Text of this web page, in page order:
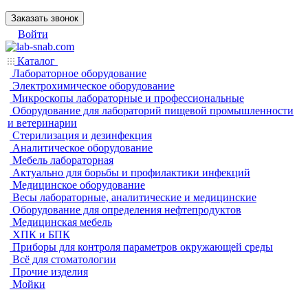
Заказать звонок
Войти
Каталог
Лабораторное оборудование
Электрохимическое оборудование
Микроскопы лабораторные и профессиональные
Оборудование для лабораторий пищевой промышленности
и ветеринарии
Стерилизация и дезинфекция
Аналитическое оборудование
Мебель лабораторная
Актуально для борьбы и профилактики инфекций
Медицинское оборудование
Весы лабораторные, аналитические и медицинские
Оборудование для определения нефтепродуктов
Медицинская мебель
ХПК и БПК
Приборы для контроля параметров окружающей среды
Всё для стоматологии
Прочие изделия
Мойки